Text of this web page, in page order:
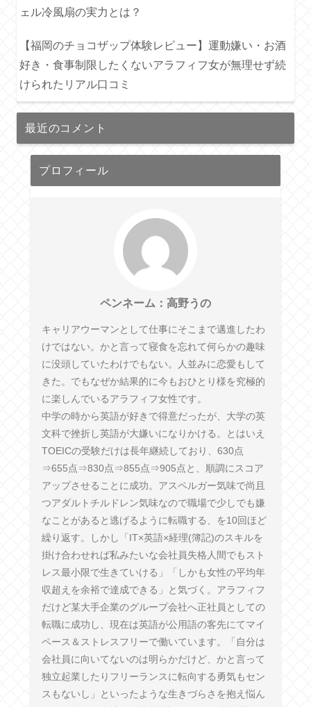
ェル冷風扇の実力とは？
【福岡のチョコザップ体験レビュー】運動嫌い・お酒
好き・食事制限したくないアラフィフ女が無理せず続
けられたリアル口コミ
最近のコメント
プロフィール
ペンネーム：高野うの
キャリアウーマンとして仕事にそこまで邁進したわ
けではない。かと言って寝食を忘れて何らかの趣味
に没頭していたわけでもない。人並みに恋愛もして
きた。でもなぜか結果的に今もおひとり様を究極的
に楽しんでいるアラフィフ女性です。
中学の時から英語が好きで得意だったが、大学の英
文科で挫折し英語が大嫌いになりかける。とはいえ
TOEICの受験だけは長年継続しており、630点
⇒655点⇒830点⇒855点⇒905点と、順調にスコア
アップさせることに成功。アスペルガー気味で尚且
つアダルトチルドレン気味なので職場で少しでも嫌
なことがあると逃げるように転職する、を10回ほど
繰り返す。しかし「IT×英語×経理(簿記)のスキルを
掛け合わせれば私みたいな会社員失格人間でもスト
レス最小限で生きていける」「しかも女性の平均年
収超えを余裕で達成できる」と気づく。アラフィフ
だけど某大手企業のグループ会社へ正社員としての
転職に成功し、現在は英語が公用語の客先にてマイ
ペース＆ストレスフリーで働いています。「自分は
会社員に向いてないのは明らかだけど、かと言って
独立起業したりフリーランスに転向する勇気もセン
スもないし」といったような生きづらさを抱え悩ん